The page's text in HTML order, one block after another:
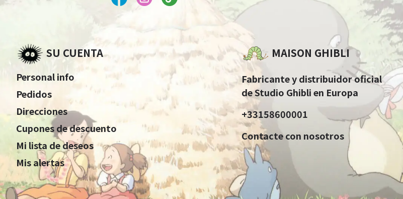
SU CUENTA
Personal info
Pedidos
Direcciones
Cupones de descuento
Mi lista de deseos
Mis alertas
MAISON GHIBLI
Fabricante y distribuidor oficial
de Studio Ghibli en Europa
+33158600001
Contacte con nosotros